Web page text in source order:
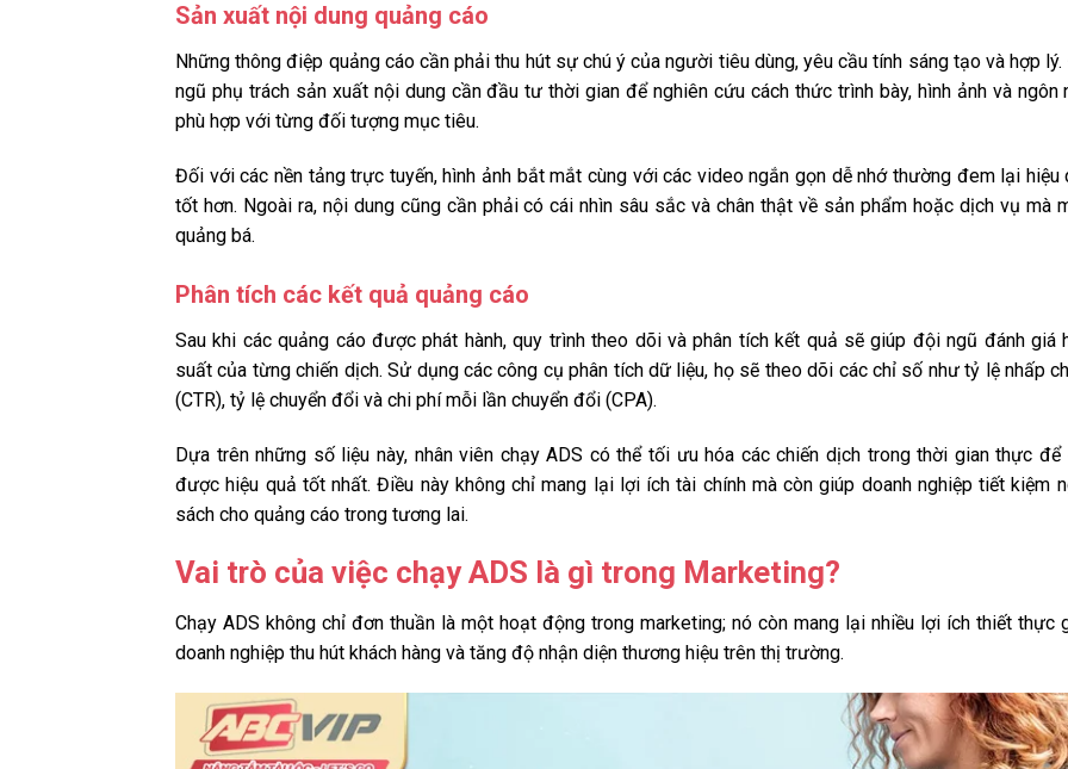
Sản xuất nội dung quảng cáo
Những thông điệp quảng cáo cần phải thu hút sự chú ý của người tiêu dùng, yêu cầu tính sáng tạo và hợp
ngũ phụ trách sản xuất nội dung cần đầu tư thời gian để nghiên cứu cách thức trình bày, hình ảnh và ngôn
phù hợp với từng đối tượng mục tiêu.
Đối với các nền tảng trực tuyến, hình ảnh bắt mắt cùng với các video ngắn gọn dễ nhớ thường đem lại hiệu
tốt hơn. Ngoài ra, nội dung cũng cần phải có cái nhìn sâu sắc và chân thật về sản phẩm hoặc dịch vụ mà
quảng bá.
Phân tích các kết quả quảng cáo
Sau khi các quảng cáo được phát hành, quy trình theo dõi và phân tích kết quả sẽ giúp đội ngũ đánh giá
suất của từng chiến dịch. Sử dụng các công cụ phân tích dữ liệu, họ sẽ theo dõi các chỉ số như tỷ lệ nhấp
(CTR), tỷ lệ chuyển đổi và chi phí mỗi lần chuyển đổi (CPA).
Dựa trên những số liệu này, nhân viên chạy ADS có thể tối ưu hóa các chiến dịch trong thời gian thực để
được hiệu quả tốt nhất. Điều này không chỉ mang lại lợi ích tài chính mà còn giúp doanh nghiệp tiết kiệm
sách cho quảng cáo trong tương lai.
Vai trò của việc chạy ADS là gì trong Marketing?
Chạy ADS không chỉ đơn thuần là một hoạt động trong marketing; nó còn mang lại nhiều lợi ích thiết thực
doanh nghiệp thu hút khách hàng và tăng độ nhận diện thương hiệu trên thị trường.